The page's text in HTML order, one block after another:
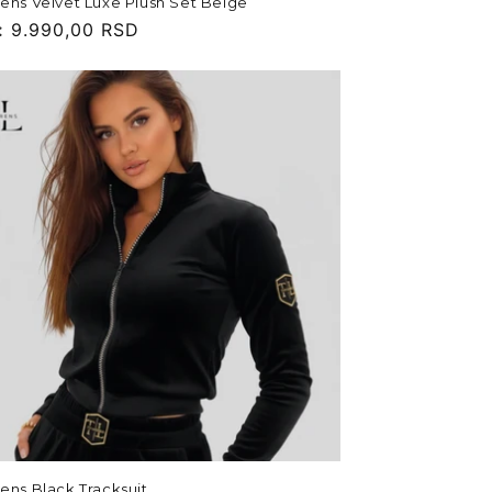
9.990,00 RSD